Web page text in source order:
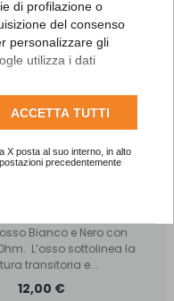
di profilazione o
del consenso
personalizzare gli
utilizza i dati
ACCETTA TUTTI
X posta al suo interno, in alto
precedentemente
Bianco e Nero con
L’osso sottolinea la
transitoria e...
12,00 €